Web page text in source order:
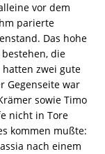
vor dem
parierte
Das hohe
die
zwei gute
Gegenseite war
sowie Timo
nicht in Tore
kommen mußte:
nach einem